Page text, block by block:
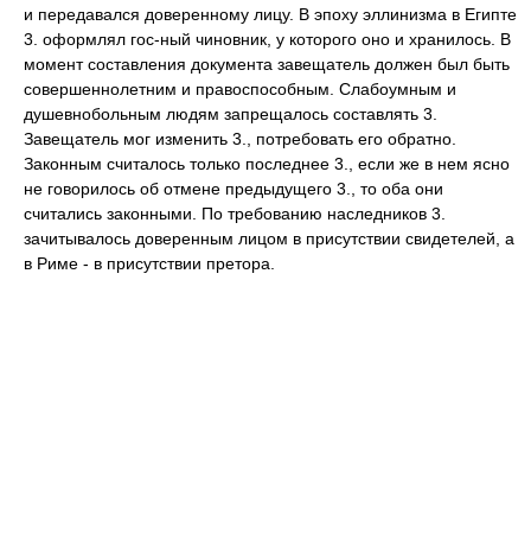
и передавался доверенному лицу. В эпоху эллинизма в Египте
3. оформлял гос-ный чиновник, у которого оно и хранилось. В
момент составления документа завещатель должен был быть
совершеннолетним и правоспособным. Слабоумным и
душевнобольным людям запрещалось составлять 3.
Завещатель мог изменить 3., потребовать его обратно.
Законным считалось только последнее 3., если же в нем ясно
не говорилось об отмене предыдущего 3., то оба они
считались законными. По требованию наследников 3.
зачитывалось доверенным лицом в присутствии свидетелей, а
в Риме - в присутствии претора.